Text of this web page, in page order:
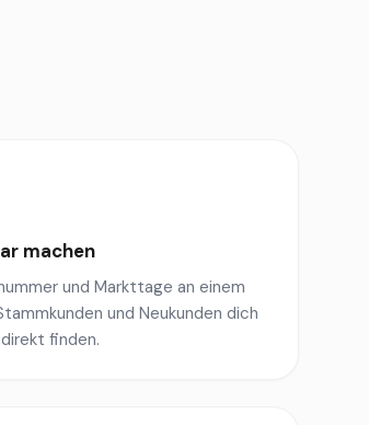
machen
und Markttage an einem
und Neukunden dich
finden.